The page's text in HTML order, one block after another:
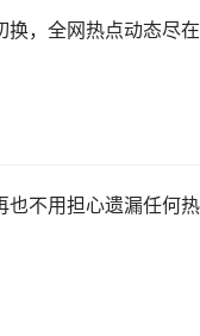
换，全网热点动态尽
也不用担心遗漏任何热